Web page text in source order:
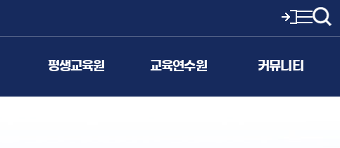
평생교육원 교육연수원 커뮤니티